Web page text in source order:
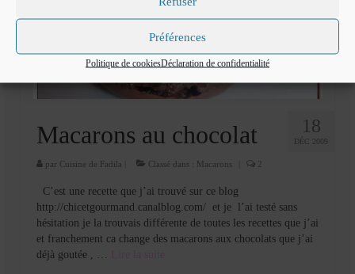
Préférences
Politique de cookiesDéclaration de confidentialité
18
DÉC 2009
Macarons au chocolat
par Cuisine de Fadila Classé dans : Macarons
C’est une recette que j’ai trouvé sur ce blog
http://chicetgourmand.canalblog.com/ et je l’ai testé sans
hésitation je la trouvais différente de toutes les recettes que j’ai
et franchement ca change des macarons aux chocolats que j’ai
déjà goutée , …